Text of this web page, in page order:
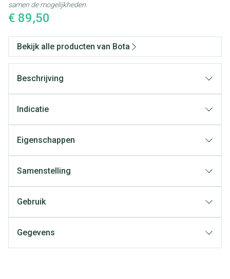
€ 89,50
samen de mogelijkheden.
Bekijk alle producten van Bota
Beschrijving
Indicatie
Eigenschappen
Samenstelling
Gebruik
Gegevens